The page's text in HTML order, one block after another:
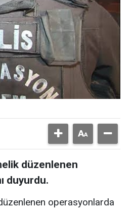
düzenlenen
duyurdu.
operasyonlarda